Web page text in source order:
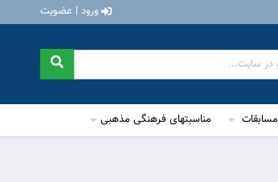
ورود | عضویت
مسابقات مناسبتهای فرهنگی مذهبی